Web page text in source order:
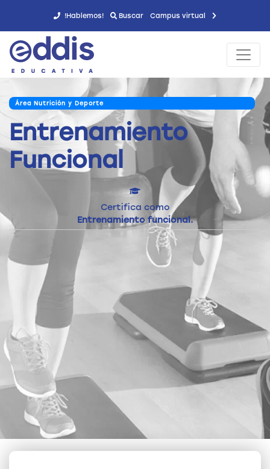
!Hablemos! Buscar Campus virtual
Área Nutrición y Deporte
Entrenamiento
Funcional
Certifica como
Entrenamiento funcional.